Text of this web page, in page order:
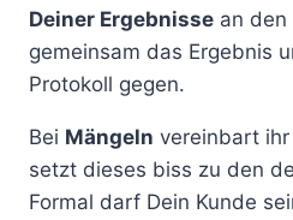
Deiner Ergebnisse an den
gemeinsam das Ergebnis
Protokoll gegen.
Bei Mängeln vereinbart ihr
setzt dieses biss zu den
Formal darf Dein Kunde